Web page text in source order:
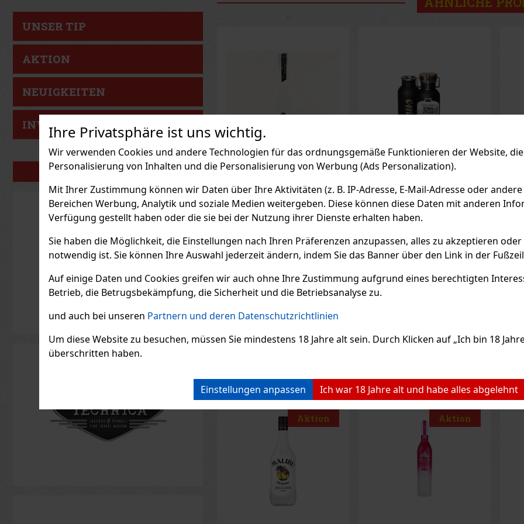
Ihre Privatsphäre ist uns wichtig.
Wir verwenden Cookies und andere Technologien für das ordnungsgemäße Funktionieren der Website,
Personalisierung von Inhalten und die Personalisierung von Werbung (Ads Personalization).
Mit Ihrer Zustimmung können wir Daten über Ihre Aktivitäten (z. B. IP-Adresse, E-Mail-Adresse oder
Bereichen Werbung, Analytik und soziale Medien weitergeben. Diese können diese Daten mit anderen
Verfügung gestellt haben oder die sie bei der Nutzung ihrer Dienste erhalten haben.
Sie haben die Möglichkeit, die Einstellungen nach Ihren Präferenzen anzupassen, alles zu akzeptieren
notwendig ist. Sie können Ihre Auswahl jederzeit ändern, indem Sie das Banner über den Link in der
Auf einige Daten und Cookies greifen wir auch ohne Ihre Zustimmung aufgrund eines berechtigten
Betrieb, die Betrugsbekämpfung, die Sicherheit und die Betriebsanalyse zu.
und auch bei unseren Partnern und deren Datenschutzrichtlinien
Um diese Website zu besuchen, müssen Sie mindestens 18 Jahre alt sein. Durch Klicken auf „Ich bin 18
überschritten haben.
Einstellungen anpassen Ich war 18 Jahre alt und habe alles abgelehnt
UNSER TIP
AKTION
NEUIGKEITEN
INVESTITIONSTIP
UNSERE MARKEN
Emil Wodka Cristall
0,5l 38% TÖ Edelstahl
Kanne
AUF LAGER(> 5 st)
Emil Cristall Vodka ist ein
dem Reinheit, Feinheit und
Vielseitigkeit im Vordergrund
stehen. Er wird zu 100 % aus
hergestellt, aus erstklassigem
österreichischem Getreide und
reinem Quellwasser.
21 €
Bestellen
Helsinki Vodka Blue
Edition 8× Filtered 0,7l
40%
AUF LAGER
2026 in einem modernisierten
Design. Die neue Generation
dieses Wodkas vereint eine
achtfache Filterung und das
markante Design der blauen
Flasche. Das Ergebnis ist ein
15.99 €
Bestellen
Rabatt: 13%
Aktion
Rabatt: 19%
Aktion